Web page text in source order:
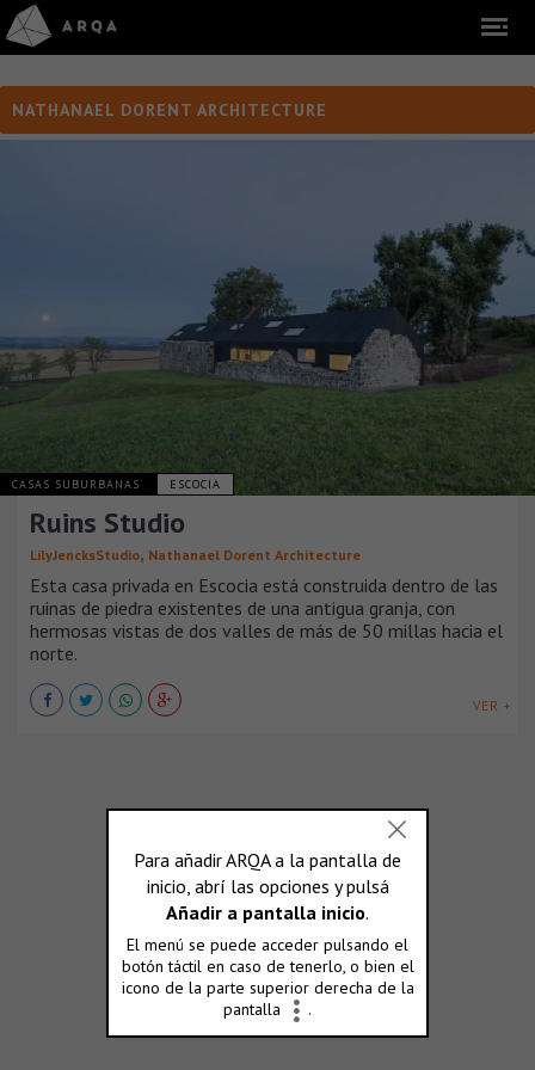
NATHANAEL DORENT ARCHITECTURE
CASAS SUBURBANAS ESCOCIA
Ruins Studio
LilyJencksStudio, Nathanael Dorent Architecture
Esta casa privada en Escocia está construida dentro de las
ruinas de piedra existentes de una antigua granja, con
hermosas vistas de dos valles de más de 50 millas hacia el
norte.
VER +